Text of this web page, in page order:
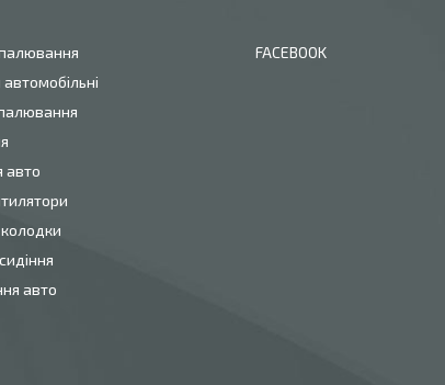
авто
колодки
авто
FACEBOOK